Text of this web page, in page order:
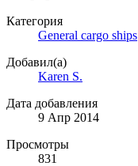
Категория
General cargo ships
Добавил(а)
Karen S.
Дата добавления
9 Апр 2014
Просмотры
831